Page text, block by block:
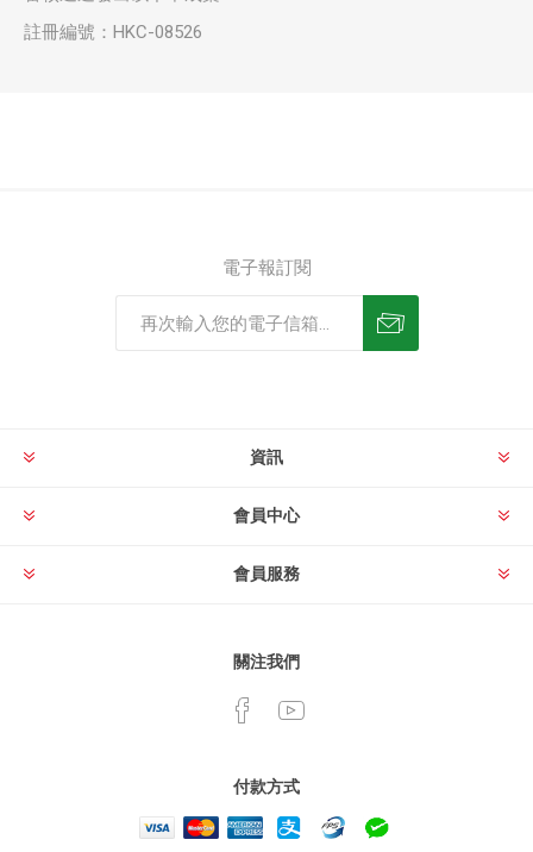
註冊編號：HKC-08526
電子報訂閱
資訊
會員中心
會員服務
關注我們
付款方式